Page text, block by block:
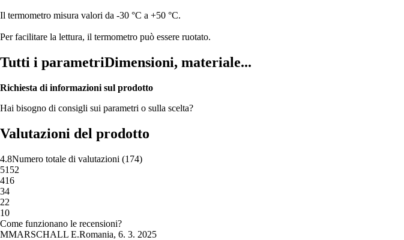
Il termometro misura valori da -30 °C a +50 °C.
Per facilitare la lettura, il termometro può essere ruotato.
Tutti i parametriDimensioni, materiale...
Richiesta di informazioni sul prodotto
Hai bisogno di consigli sui parametri o sulla scelta?
Valutazioni del prodotto
4.8Numero totale di valutazioni (174)
5152
416
34
22
10
Come funzionano le recensioni?
MMARSCHALL E.Romania, 6. 3. 2025